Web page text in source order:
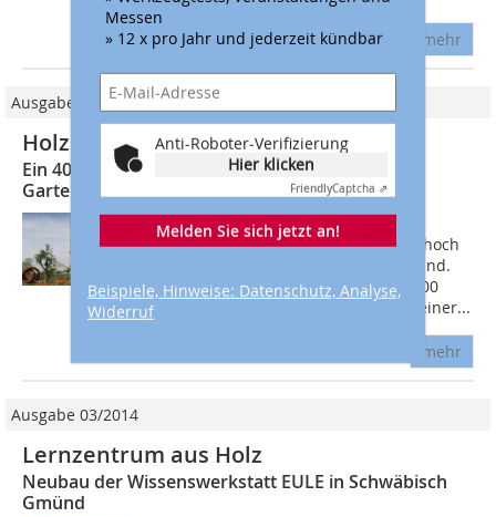
Messen
» 12 x pro Jahr und jederzeit kündbar
Anti-Roboter-Verifizierung
Hier klicken
FriendlyCaptcha ⇗
Melden Sie sich jetzt an!
Beispiele, Hinweise: Datenschutz, Analyse,
Widerruf
mehr
Ausgabe 08/2014
Holz im Himmel
Ein 40 m hoher Holzturm auf dem
Gartenschaugelände in Schwäbisch Gmünd
Der knapp 40 m hohe Turm steht im
Landschaftspark Wetzgau, einem Ort hoch
oben über der Stadt Schwäbisch Gmünd.
Über 3700 Lärchen-Schindeln und 1300
Spiegelkacheln zieren den Turm an seiner...
mehr
Ausgabe 03/2014
Lernzentrum aus Holz
Neubau der Wissenswerkstatt EULE in Schwäbisch
Gmünd